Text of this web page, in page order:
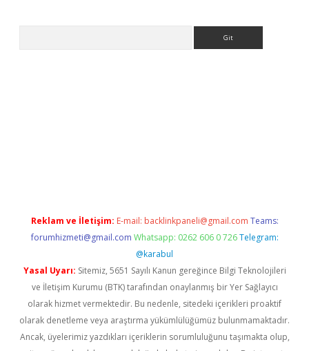
Reklam ve İletişim: E-mail: backlinkpaneli@gmail.com Teams:
forumhizmeti@gmail.com Whatsapp: 0262 606 0 726 Telegram:
@karabul
Yasal Uyarı: Sitemiz, 5651 Sayılı Kanun gereğince Bilgi Teknolojileri
ve İletişim Kurumu (BTK) tarafından onaylanmış bir Yer Sağlayıcı
olarak hizmet vermektedir. Bu nedenle, sitedeki içerikleri proaktif
olarak denetleme veya araştırma yükümlülüğümüz bulunmamaktadır.
Ancak, üyelerimiz yazdıkları içeriklerin sorumluluğunu taşımakta olup,